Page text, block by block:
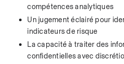
compétences analytiques
Un jugement éclairé pour
indicateurs de risque
La capacité à traiter des
confidentielles avec